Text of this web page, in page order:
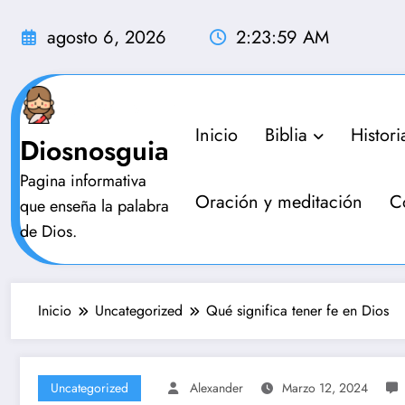
agosto 6, 2026 2:24:00 AM
Diosnosguia
Pagina informativa
que enseña la palabra
de Dios.
Inicio Biblia
Oración y meditación
Inicio Uncategorized Qué significa tener fe en Dios
Uncategorized Alexander Marzo 12, 2024